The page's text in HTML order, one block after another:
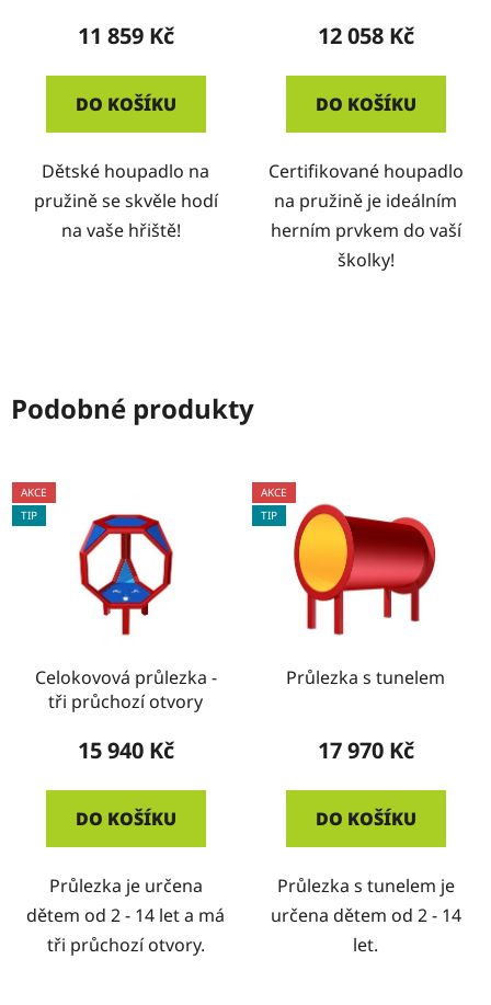
11 859 Kč
DO KOŠÍKU
Dětské houpadlo na
pružině se skvěle hodí
na vaše hřiště!
12 058 Kč
DO KOŠÍKU
Certifikované houpadlo
na pružině je ideálním
herním prvkem do vaší
školky!
Podobné produkty
AKCE
TIP
Celokovová průlezka -
tři průchozí otvory
15 940 Kč
DO KOŠÍKU
Průlezka je určena
dětem od 2 - 14 let a má
tři průchozí otvory.
AKCE
TIP
Průlezka s tunelem
17 970 Kč
DO KOŠÍKU
Průlezka s tunelem je
určena dětem od 2 - 14
let.